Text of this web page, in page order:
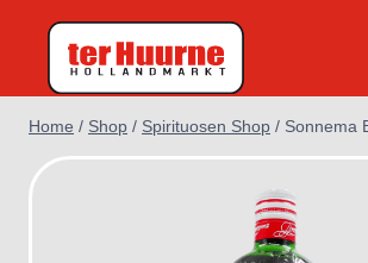
inhoud
Home / Shop / Spirituosen Shop / Sonnema